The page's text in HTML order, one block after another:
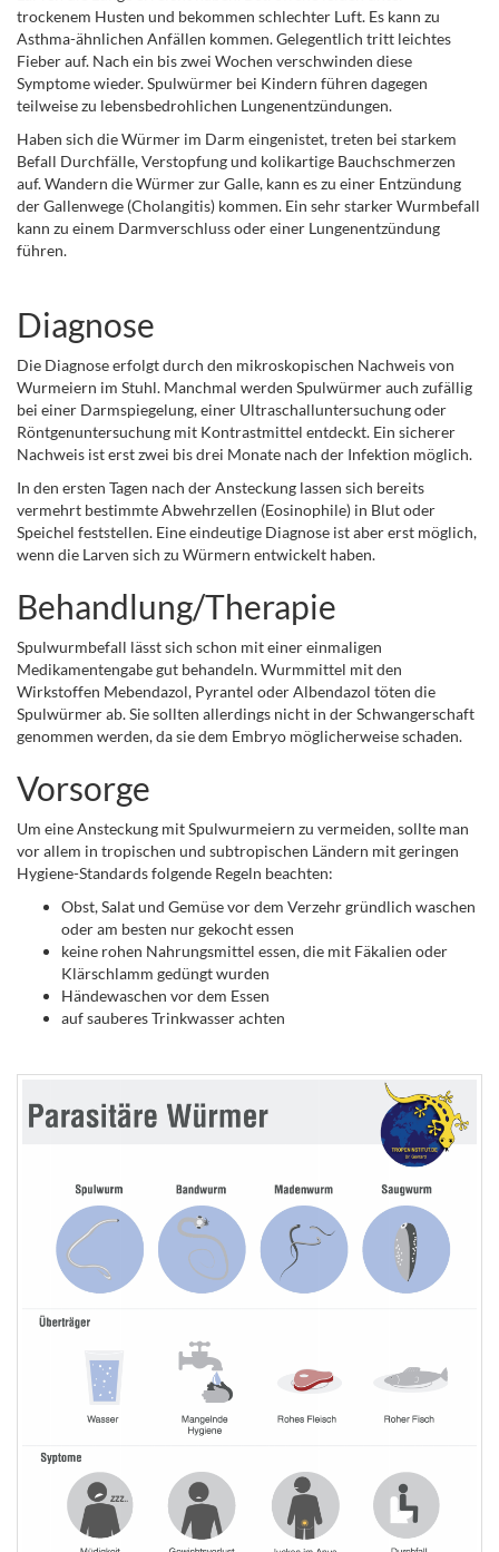
trockenem Husten und bekommen schlechter Luft. Es kann zu
Asthma-ähnlichen Anfällen kommen. Gelegentlich tritt leichtes
Fieber auf. Nach ein bis zwei Wochen verschwinden diese
Symptome wieder. Spulwürmer bei Kindern führen dagegen
teilweise zu lebensbedrohlichen Lungenentzündungen.
Haben sich die Würmer im Darm eingenistet, treten bei starkem
Befall Durchfälle, Verstopfung und kolikartige Bauchschmerzen
auf. Wandern die Würmer zur Galle, kann es zu einer Entzündung
der Gallenwege (Cholangitis) kommen. Ein sehr starker Wurmbefall
kann zu einem Darmverschluss oder einer Lungenentzündung
führen.
Diagnose
Die Diagnose erfolgt durch den mikroskopischen Nachweis von
Wurmeiern im Stuhl. Manchmal werden Spulwürmer auch zufällig
bei einer Darmspiegelung, einer Ultraschalluntersuchung oder
Röntgenuntersuchung mit Kontrastmittel entdeckt. Ein sicherer
Nachweis ist erst zwei bis drei Monate nach der Infektion möglich.
In den ersten Tagen nach der Ansteckung lassen sich bereits
vermehrt bestimmte Abwehrzellen (Eosinophile) in Blut oder
Speichel feststellen. Eine eindeutige Diagnose ist aber erst möglich,
wenn die Larven sich zu Würmern entwickelt haben.
Behandlung/Therapie
Spulwurmbefall lässt sich schon mit einer einmaligen
Medikamentengabe gut behandeln. Wurmmittel mit den
Wirkstoffen Mebendazol, Pyrantel oder Albendazol töten die
Spulwürmer ab. Sie sollten allerdings nicht in der Schwangerschaft
genommen werden, da sie dem Embryo möglicherweise schaden.
Vorsorge
Um eine Ansteckung mit Spulwurmeiern zu vermeiden, sollte man
vor allem in tropischen und subtropischen Ländern mit geringen
Hygiene-Standards folgende Regeln beachten:
Obst, Salat und Gemüse vor dem Verzehr gründlich waschen
oder am besten nur gekocht essen
keine rohen Nahrungsmittel essen, die mit Fäkalien oder
Klärschlamm gedüngt wurden
Händewaschen vor dem Essen
auf sauberes Trinkwasser achten